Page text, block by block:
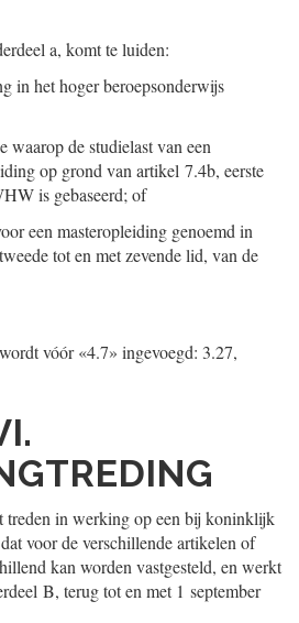
a, komt te luiden:
in het hoger beroepsonderwijs
waarop de studielast van een
op grond van artikel 7.4b, eerste
is gebaseerd; of
een masteropleiding genoemd in
tot en met zevende lid, van de
vóór «4.7» ingevoegd: 3.27,
treden in werking op een bij koninklijk
voor de verschillende artikelen of
kan worden vastgesteld, en werkt
B, terug tot en met 1 september